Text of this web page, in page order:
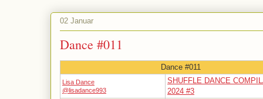
02 Januar
Dance #011
Dance #011
Lisa Dance
@lisadance993
SHUFFLE DANCE
2024 #3